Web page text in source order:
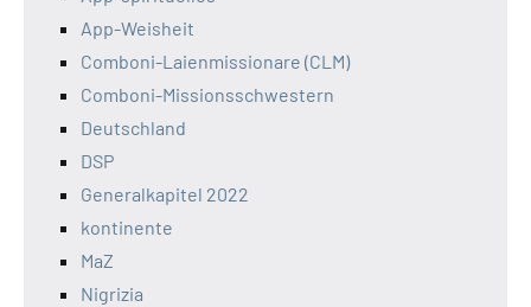
App-Weisheit
Comboni-Laienmissionare (CLM)
Comboni-Missionsschwestern
Deutschland
DSP
Generalkapitel 2022
kontinente
MaZ
Nigrizia